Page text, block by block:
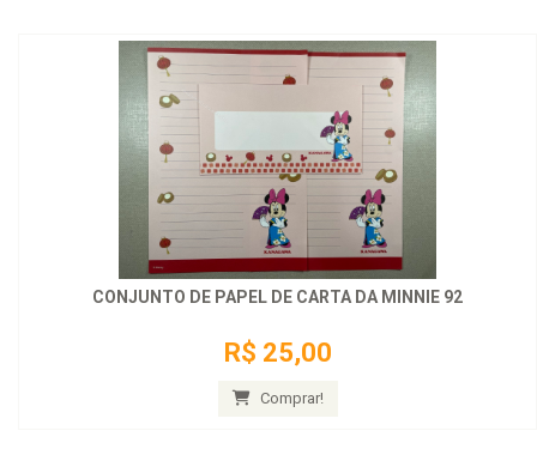
CONJUNTO DE PAPEL DE CARTA DA MINNIE 92
R$ 25,00
Comprar!